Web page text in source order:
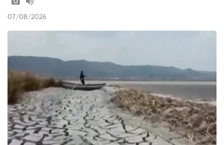
07/08/2026